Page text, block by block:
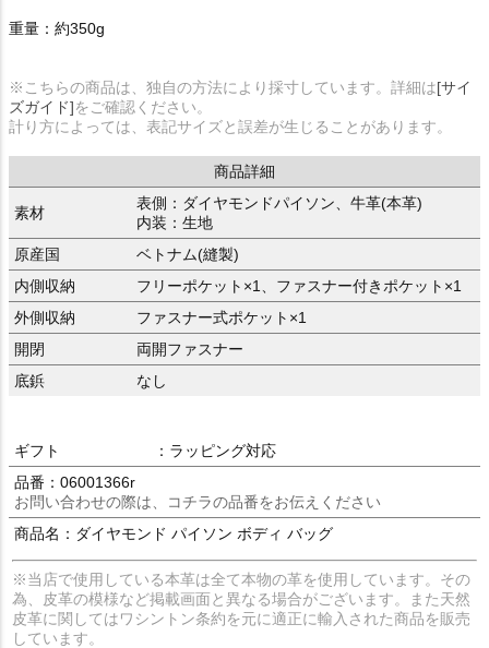
重量：約350g
※こちらの商品は、独自の方法により採寸しています。詳細は[サイ
ズガイド]をご確認ください。
計り方によっては、表記サイズと誤差が生じることがあります。
商品詳細
素材
表側：ダイヤモンドパイソン、牛革(本革)
内装：生地
原産国
ベトナム(縫製)
内側収納
フリーポケット×1、ファスナー付きポケット×1
外側収納
ファスナー式ポケット×1
開閉
両開ファスナー
底鋲
なし
ギフト
：ラッピング対応
品番：06001366r
お問い合わせの際は、コチラの品番をお伝えください
商品名：ダイヤモンド パイソン ボディ バッグ
※当店で使用している本革は全て本物の革を使用しています。その
為、皮革の模様など掲載画面と異なる場合がございます。また天然
皮革に関してはワシントン条約を元に適正に輸入された商品を販売
しています。